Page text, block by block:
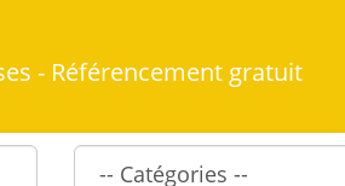
- Référencement gratuit